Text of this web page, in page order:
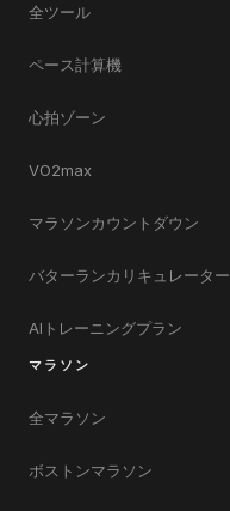
全ツール
ペース計算機
心拍ゾーン
VO2max
マラソンカウントダウン
バターランカリキュレーター
AIトレーニングプラン
マラソン
全マラソン
ボストンマラソン